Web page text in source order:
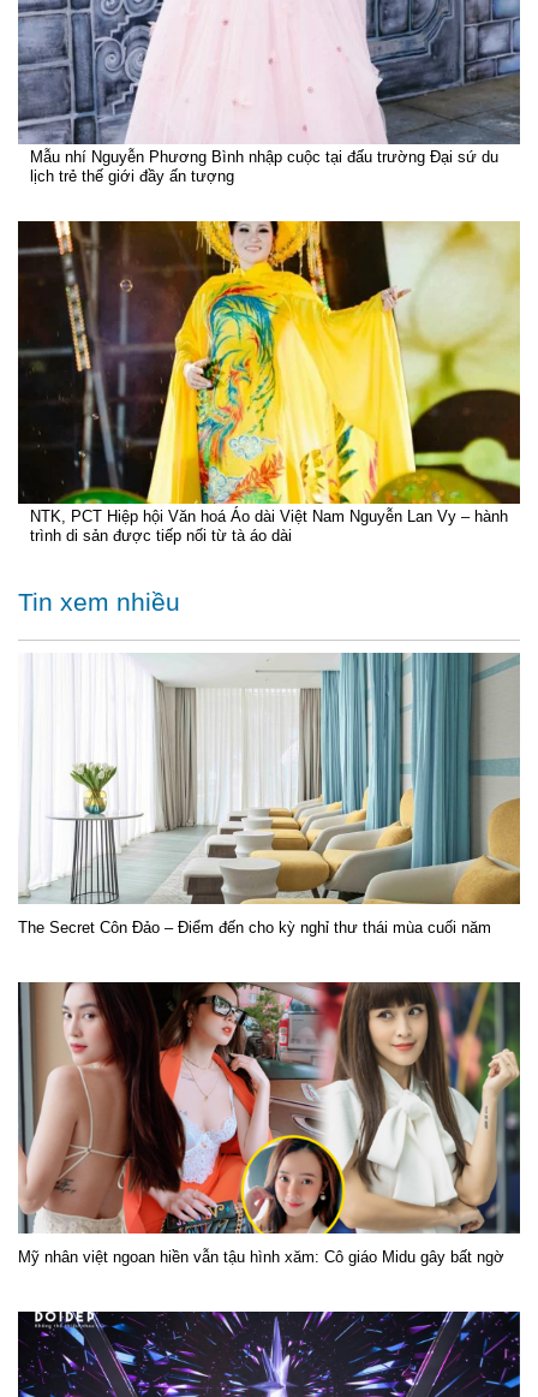
Mẫu nhí Nguyễn Phương Bình nhập cuộc tại đấu trường Đại sứ du
lịch trẻ thế giới đầy ấn tượng
NTK, PCT Hiệp hội Văn hoá Áo dài Việt Nam Nguyễn Lan Vy – hành
trình di sản được tiếp nối từ tà áo dài
Tin xem nhiều
The Secret Côn Đảo – Điểm đến cho kỳ nghỉ thư thái mùa cuối năm
Mỹ nhân việt ngoan hiền vẫn tậu hình xăm: Cô giáo Midu gây bất ngờ